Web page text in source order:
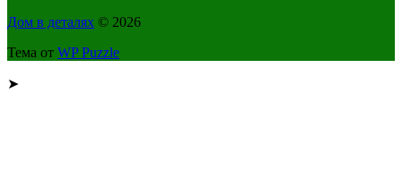
Дом в деталях © 2026
Тема от WP Puzzle
➤